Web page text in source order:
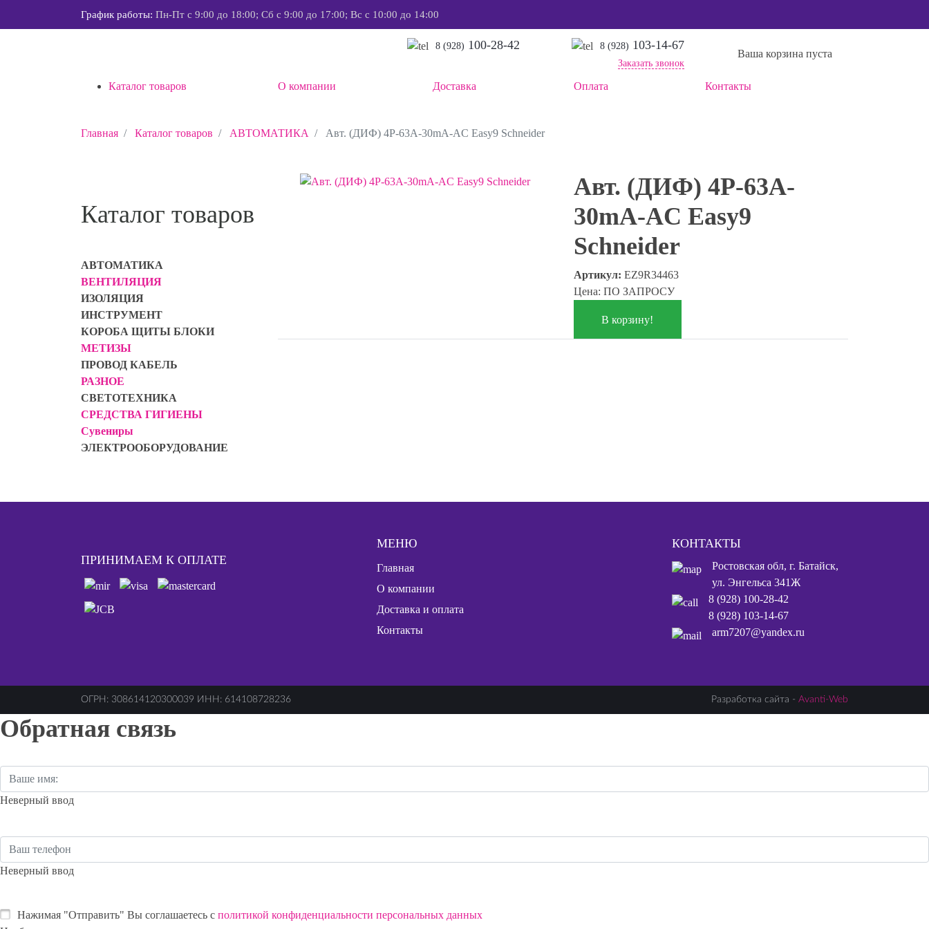
График работы: Пн-Пт с 9:00 до 18:00; Сб с 9:00 до 17:00; Вс с 10:00 до 14:00
8 (928) 100-28-42 8 (928) 103-14-67
Заказать звонок
Ваша корзина пуста
Каталог товаров О компании Доставка Оплата Контакты
Главная Каталог товаров АВТОМАТИКА Авт. (ДИФ) 4P-63A-30mA-AC Easy9 Schneider
Каталог товаров
АВТОМАТИКА
ВЕНТИЛЯЦИЯ
ИЗОЛЯЦИЯ
ИНСТРУМЕНТ
КОРОБА ЩИТЫ БЛОКИ
МЕТИЗЫ
ПРОВОД КАБЕЛЬ
РАЗНОЕ
СВЕТОТЕХНИКА
СРЕДСТВА ГИГИЕНЫ
Сувениры
ЭЛЕКТРООБОРУДОВАНИЕ
Авт. (ДИФ) 4P-63A-
30mA-AC Easy9
Schneider
Артикул: EZ9R34463
Цена: ПО ЗАПРОСУ
В корзину!
ПРИНИМАЕМ К ОПЛАТЕ
МЕНЮ
Главная
О компании
Доставка и оплата
Контакты
КОНТАКТЫ
Ростовская обл, г. Батайск,
ул. Энгельса 341Ж
8 (928) 100-28-42
8 (928) 103-14-67
arm7207@yandex.ru
ОГРН: 308614120300039 ИНН: 614108728236 Разработка сайта - Avanti-Web
Обратная связь
Неверный ввод
Неверный ввод
Нажимая "Отправить" Вы соглашаетесь с политикой конфиденциальности персональных данных